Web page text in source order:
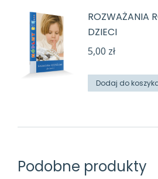
ROZWAŻANIA
DZIECI
5,00 zł
Dodaj do
Podobne produkty